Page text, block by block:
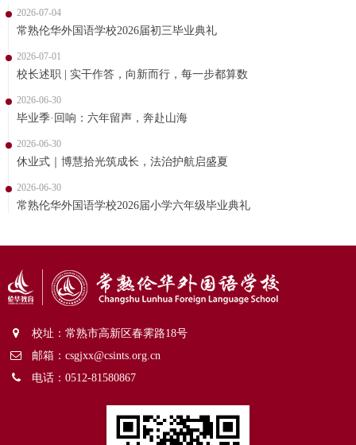
2026-07-04
常熟伦华外国语学校2026届初三毕业典礼
2026-07-01
校长述职 | 实干作答，向新而行，每一步都算数
2026-06-30
毕业季·回响：六年留声，奔赴山海
2026-06-30
休业式｜博慧拾光筑成长，法治护航启盛夏
2026-06-30
常熟伦华外国语学校2026届小学六年级毕业典礼
校址：常熟市高新区春霁路18号
邮箱：csgjxx@csints.org.cn
电话：0512-81580867